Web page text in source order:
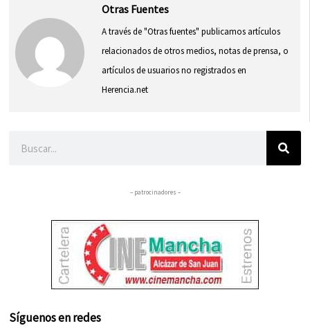
Otras Fuentes
A través de "Otras fuentes" publicamos artículos
relacionados de otros medios, notas de prensa, o
artículos de usuarios no registrados en
Herencia.net
– patrocinadores –
Síguenos en redes